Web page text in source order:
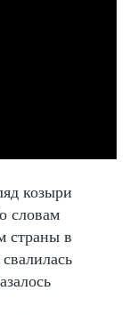
козыри
словам
страны в